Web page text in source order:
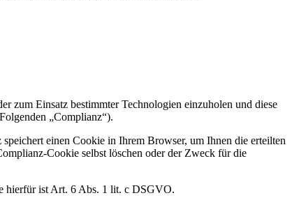
zum Einsatz bestimmter Technologien einzuholen und diese
„Complianz“).
einen Cookie in Ihrem Browser, um Ihnen die erteilten
Cookie selbst löschen oder der Zweck für die
hierfür ist Art. 6 Abs. 1 lit. c DSGVO.